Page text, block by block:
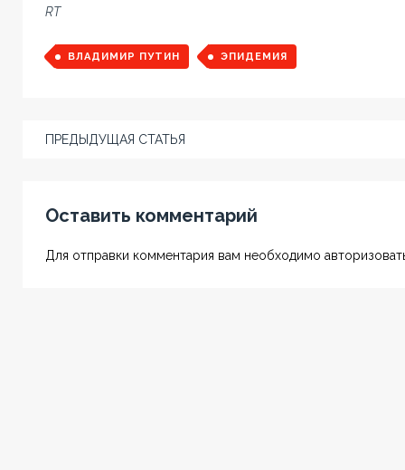
RT
ВЛАДИМИР ПУТИН ЭПИДЕМИЯ
ПРЕДЫДУЩАЯ СТАТЬЯ
Оставить комментарий
Для отправки комментария вам необходимо